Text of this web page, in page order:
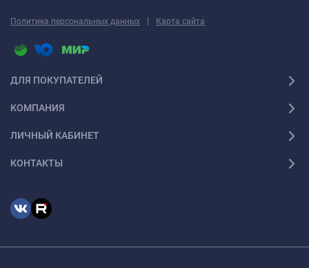
Политика персональных данных | Карта сайта
ДЛЯ ПОКУПАТЕЛЕЙ
КОМПАНИЯ
ЛИЧНЫЙ КАБИНЕТ
КОНТАКТЫ